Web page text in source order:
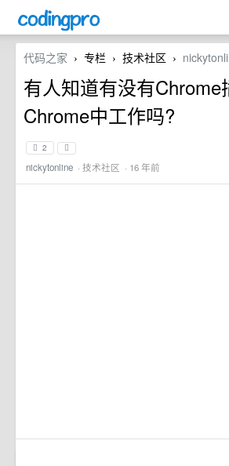
代码之家 › 专栏 › 技术社区 ›
有人知道有没有
Chrome中工作吗?
2
nickytonline · 技术社区 · 16 年前